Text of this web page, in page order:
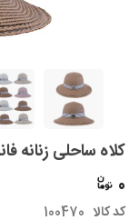
کلاه ساحلی زنانه
0
کد کالا 100470